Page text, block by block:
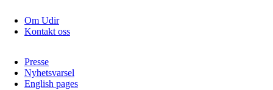
Om Udir
Kontakt oss
Presse
Nyhetsvarsel
English pages